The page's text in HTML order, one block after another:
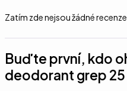
Zatím zde nejsou žádné recenze.
Buďte první, kdo
deodorant grep 25